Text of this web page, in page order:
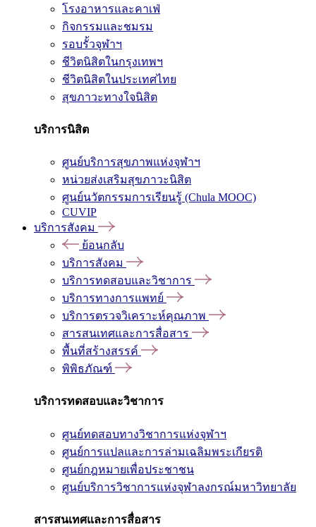
โรงอาหารและคาเฟ่
กิจกรรมและชมรม
รอบรั้วจุฬาฯ
ชีวิตนิสิตในกรุงเทพฯ
ชีวิตนิสิตในประเทศไทย
สุขภาวะทางใจนิสิต
บริการนิสิต
ศูนย์บริการสุขภาพแห่งจุฬาฯ
หน่วยส่งเสริมสุขภาวะนิสิต
ศูนย์นวัตกรรมการเรียนรู้ (Chula MOOC)
CUVIP
บริการสังคม
ย้อนกลับ
บริการสังคม
บริการทดสอบและวิชาการ
บริการทางการแพทย์
บริการตรวจวิเคราะห์คุณภาพ
สารสนเทศและการสื่อสาร
พื้นที่สร้างสรรค์
พิพิธภัณฑ์
บริการทดสอบและวิชาการ
ศูนย์ทดสอบทางวิชาการแห่งจุฬาฯ
ศูนย์การแปลและการล่ามเฉลิมพระเกียรติ
ศูนย์กฎหมายเพื่อประชาชน
ศูนย์บริการวิชาการแห่งจุฬาลงกรณ์มหาวิทยาลัย
สารสนเทศและการสื่อสาร